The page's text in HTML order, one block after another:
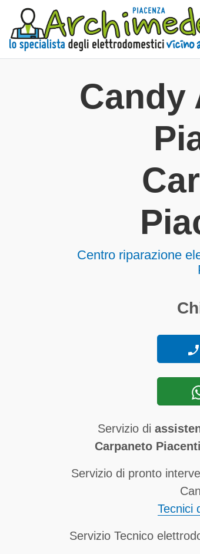
Candy
Centro riparazione
Servizio di
Carpaneto
Servizio di pronto
Tecnici
Servizio Tecnico